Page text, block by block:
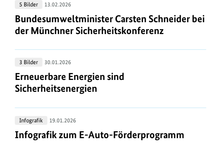
Nachhaltigkeitsziele
in
Strukturwandelregionen
Bundesumweltminister
Carsten
Schneider
der
Münchner
Sicherheitskonferenz
5 Bilder 13.02.2026
Bundesumweltminister Carsten Schneider bei
Bundesumweltminister Carsten Schneider bei
der Münchner Sicherheitskonferenz
Erneuerbare
Energien
sind
3 Bilder 30.01.2026
Erneuerbare Energien sind Sicherheitsenergien
Erneuerbare Energien sind
Sicherheitsenergien
Infografik
zum
Infografik 19.01.2026
Infografik zum E-Auto-Förderprogramm
Infografik zum E-Auto-Förderprogramm